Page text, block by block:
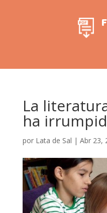
La
ha
por Lata de Sal | Abr 23,